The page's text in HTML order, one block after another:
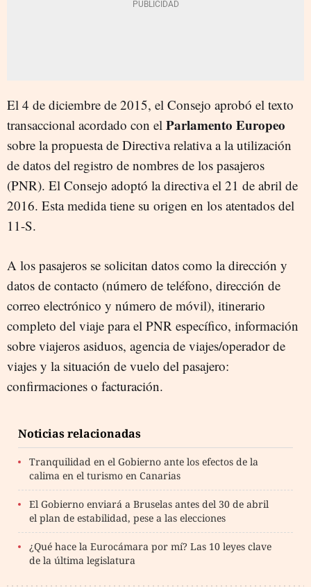
El 4 de diciembre de 2015, el Consejo aprobó el texto
transaccional acordado con el Parlamento Europeo
sobre la propuesta de Directiva relativa a la utilización
de datos del registro de nombres de los pasajeros
(PNR). El Consejo adoptó la directiva el 21 de abril de
2016. Esta medida tiene su origen en los atentados del
11-S.
A los pasajeros se solicitan datos como la dirección y
datos de contacto (número de teléfono, dirección de
correo electrónico y número de móvil), itinerario
completo del viaje para el PNR específico, información
sobre viajeros asiduos, agencia de viajes/operador de
viajes y la situación de vuelo del pasajero:
confirmaciones o facturación.
Noticias relacionadas
Tranquilidad en el Gobierno ante los efectos de la
calima en el turismo en Canarias
El Gobierno enviará a Bruselas antes del 30 de abril
el plan de estabilidad, pese a las elecciones
¿Qué hace la Eurocámara por mí? Las 10 leyes clave
de la última legislatura